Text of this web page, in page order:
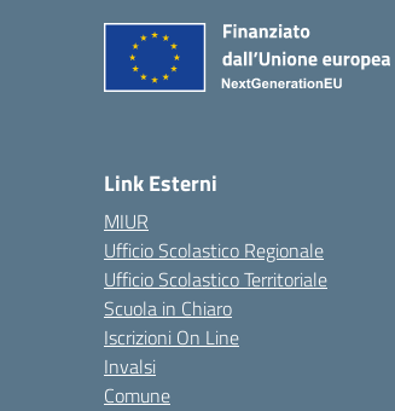
Link Esterni
MIUR
Ufficio Scolastico Regionale
Ufficio Scolastico Territoriale
Scuola in Chiaro
Iscrizioni On Line
Invalsi
Comune